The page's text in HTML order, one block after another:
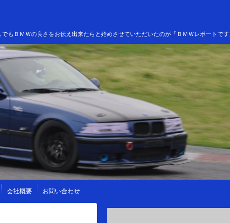
ＢＭＷの良さをお伝え出来たらと始めさせていただいたのが「ＢＭＷレポートです
会社概要 お問い合わせ